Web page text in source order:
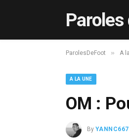
Paroles
ParolesDeFoot » A
A LA UNE
OM :
By